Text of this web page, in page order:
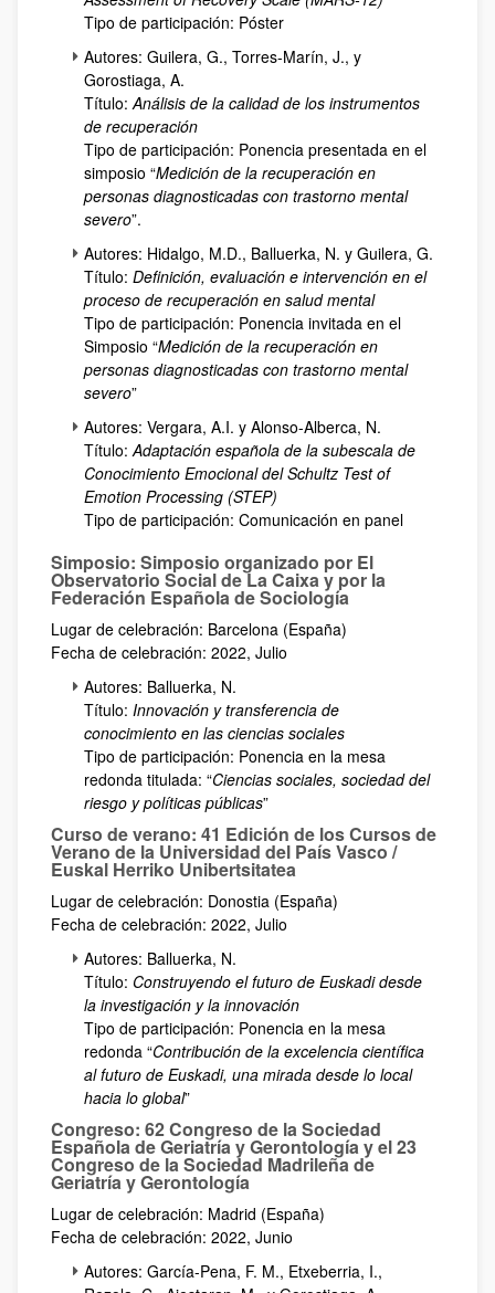
Tipo de participación: Póster
Autores: Guilera, G., Torres-Marín, J., y
Gorostiaga, A.
Título:Análisis de la calidad de los instrumentos
de recuperación
Tipo de participación: Ponencia presentada en el
simposio “Medición de la recuperación en
personas diagnosticadas con trastorno mental
severo”.
Autores: Hidalgo, M.D., Balluerka, N. y Guilera, G.
Título: Definición, evaluación e intervención en el
proceso de recuperación en salud mental
Tipo de participación: Ponencia invitada en el
Simposio “Medición de la recuperación en
personas diagnosticadas con trastorno mental
severo”
Autores: Vergara, A.I. y Alonso-Alberca, N.
Título:Adaptación española de la subescala de
Conocimiento Emocional del Schultz Test of
Emotion Processing (STEP)
Tipo de participación: Comunicación en panel
Simposio: Simposio organizado por El
Observatorio Social de La Caixa y por la
Federación Española de Sociología
Lugar de celebración: Barcelona (España)
Fecha de celebración: 2022, Julio
Autores: Balluerka, N.
Título: Innovación y transferencia de
conocimiento en las ciencias sociales
Tipo de participación: Ponencia en la mesa
redonda titulada: “Ciencias sociales, sociedad del
riesgo y políticas públicas”
Curso de verano: 41 Edición de los Cursos de
Verano de la Universidad del País Vasco /
Euskal Herriko Unibertsitatea
Lugar de celebración: Donostia (España)
Fecha de celebración: 2022, Julio
Autores: Balluerka, N.
Título: Construyendo el futuro de Euskadi desde
la investigación y la innovación
Tipo de participación: Ponencia en la mesa
redonda “Contribución de la excelencia científica
al futuro de Euskadi, una mirada desde lo local
hacia lo global”
Congreso: 62 Congreso de la Sociedad
Española de Geriatría y Gerontología y el 23
Congreso de la Sociedad Madrileña de
Geriatría y Gerontología
Lugar de celebración: Madrid (España)
Fecha de celebración: 2022, Junio
Autores: García-Pena, F. M., Etxeberria, I.,